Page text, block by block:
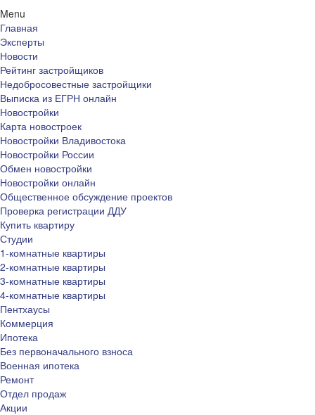
Menu
Главная
Эксперты
Новости
Рейтинг застройщиков
Недобросовестные застройщики
Выписка из ЕГРН онлайн
Новостройки
Карта новостроек
Новостройки Владивостока
Новостройки России
Обмен новостройки
Новостройки онлайн
Общественное обсуждение проектов
Проверка регистрации ДДУ
Купить квартиру
Студии
1-комнатные квартиры
2-комнатные квартиры
3-комнатные квартиры
4-комнатные квартиры
Пентхаусы
Коммерция
Ипотека
Без первоначального взноса
Военная ипотека
Ремонт
Отдел продаж
Акции